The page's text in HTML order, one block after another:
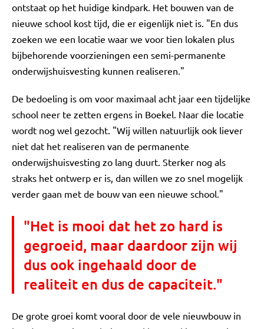
ontstaat op het huidige kindpark. Het bouwen van de
nieuwe school kost tijd, die er eigenlijk niet is. "En dus
zoeken we een locatie waar we voor tien lokalen plus
bijbehorende voorzieningen een semi-permanente
onderwijshuisvesting kunnen realiseren."
De bedoeling is om voor maximaal acht jaar een tijdelijke
school neer te zetten ergens in Boekel. Naar die locatie
wordt nog wel gezocht. "Wij willen natuurlijk ook liever
niet dat het realiseren van de permanente
onderwijshuisvesting zo lang duurt. Sterker nog als
straks het ontwerp er is, dan willen we zo snel mogelijk
verder gaan met de bouw van een nieuwe school."
"Het is mooi dat het zo hard is
gegroeid, maar daardoor zijn wij
dus ook ingehaald door de
realiteit en dus de capaciteit."
De grote groei komt vooral door de vele nieuwbouw in